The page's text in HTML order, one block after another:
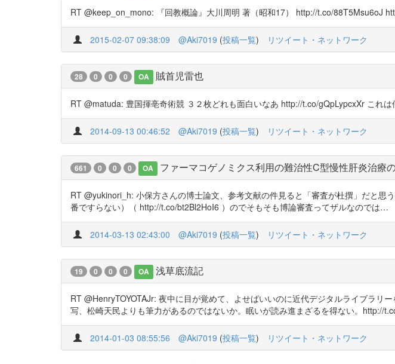
RT @keep_on_mono: 『回教概論』大川周明 著（昭和17） http://t.co/88T5Msu6oJ
2015-02-07 09:38:09 @Aki7019 (投稿一覧) リツイート・ネットワーク
28 0 0 0 OA 賊首児雷也
RT @matuda: 豊国揮亳奇術競 ３２枚どれも面白いなあ http://t.co/gQpLypcxXr これ
2014-09-13 00:46:52 @Aki7019 (投稿一覧) リツイート・ネットワーク
661 0 0 0 OA ファーマコゲノミクス利用の難治性C型慢性肝炎治療
RT @yukinori_h: 小保方さんの博士論文、参考文献の件見ると「審査が杜撰」だと
番ですらない）（ http://t.co/bt2Bl2HoI6 ）のでそもそも博論審査ってザルなのでは…
2014-03-13 02:43:00 @Aki7019 (投稿一覧) リツイート・ネットワーク
19 0 0 0 OA 浅草底流記
RT @HenryTOYOTAJr: 夜中に目が覚めて、よせばいいのに近代デジタルライブラ
写、松崎天民よりも筆力があるのではないか。眠いが読み進まざるを得ない。http://
2014-01-03 08:55:56 @Aki7019 (投稿一覧) リツイート・ネットワーク